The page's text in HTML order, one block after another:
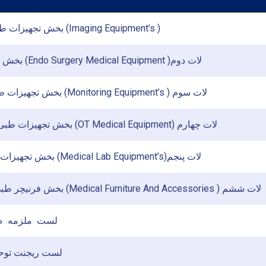
بخش تجهیزات طبی رادیولوژی (Imaging Equipment’s )
بخش تجهیزات طبی (Endo Surgery Medical Equipment )لات دوم
بخش تجهیزات طبی مانیتورنگ (Monitoring Equipment’s ) لات سوم
بخش تجهیزات طبی عملیات خان (OT Medical Equipment) لات چهارم
بخش تجهیزات طبی لابراتوار (Medical Lab Equipment’s)لات پنجم
بخش فرنیچر طبی و وسایل آن (Medical Furniture And Accessories ) لات ششم
لست ریجنت